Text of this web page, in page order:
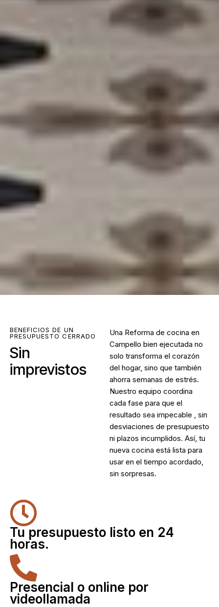
BENEFICIOS DE UN
PRESUPUESTO CERRADO
Sin
imprevistos
Una Reforma de cocina en
Campello bien ejecutada no
solo transforma el corazón
del hogar, sino que también
ahorra semanas de estrés.
Nuestro equipo coordina
cada fase para que el
resultado sea impecable , sin
desviaciones de presupuesto
ni plazos incumplidos. Así, tu
nueva cocina está lista para
usar en el tiempo acordado,
sin sorpresas.
Tu presupuesto listo en 24
horas.
Presencial o online por
videollamada